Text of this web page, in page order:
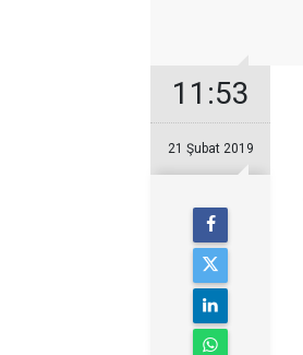
11:53
21 Şubat 2019